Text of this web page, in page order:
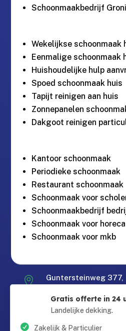
Schoonmaakbedrijf
Wekelijkse schoonmaak
Eenmalige schoonmaak
Huishoudelijke hulp
Spoed schoonmaak huis
Tapijt reinigen aan huis
Zonnepanelen
Dakgoot reinigen
Kantoor schoonmaak
Periodieke schoonmaak
Restaurant schoonmaak
Schoonmaak voor
Schoonmaakbedrijf
Schoonmaak voor horeca
Schoonmaak voor mkb

Guntersteinweg 377,
2531KA Den Haag

Gratis offerte in 24
Zakelijk & Particulier